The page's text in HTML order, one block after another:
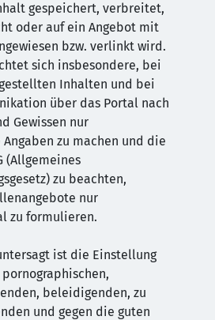
gespeichert, verbreitet,
oder auf ein Angebot mit
bzw. verlinkt wird.
sich insbesondere, bei
Inhalten und bei
über das Portal nach
Gewissen nur
zu machen und die
(Allgemeines
zu beachten,
nur
zu formulieren.
ist die Einstellung
beleidigenden, zu
und gegen die guten